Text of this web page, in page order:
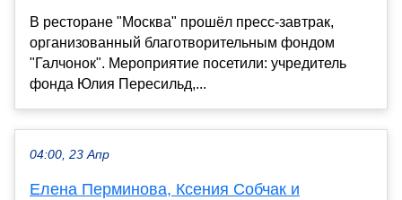
В ресторане "Москва" прошёл пресс-завтрак,
организованный благотворительным фондом
"Галчонок". Мероприятие посетили: учредитель
фонда Юлия Пересильд,...
04:00, 23 Апр
Елена Перминова, Ксения Собчак и